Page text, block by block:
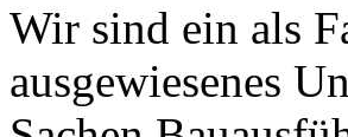
Wir sind ein als
ausgewiesenes